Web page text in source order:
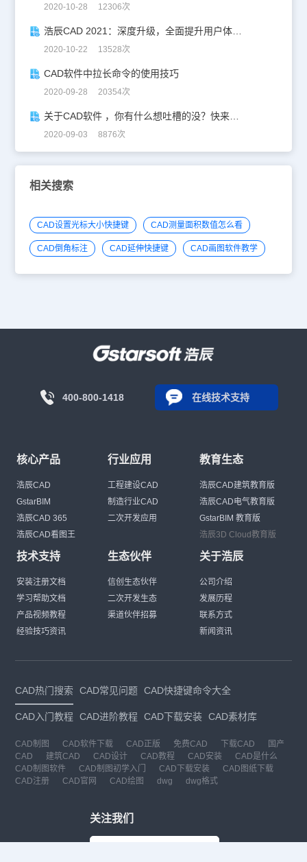
2020-10-28 12306次
浩辰CAD 2021：深度升级，全面提升用户体验！
2020-10-22 13528次
CAD软件中拉长命令的使用技巧
2020-09-28 20354次
关于CAD软件 ，你有什么想吐槽的没？快来这里！
2020-09-03 8876次
相关搜索
CAD设置光标大小快捷键 CAD测量面积数值怎么看
CAD倒角标注 CAD延伸快捷键 CAD画图软件教学
400-800-1418 在线技术支持
核心产品
浩辰CAD
GstarBIM
浩辰CAD 365
浩辰CAD看图王
行业应用
工程建设CAD
制造行业CAD
二次开发应用
教育生态
浩辰CAD建筑教育版
浩辰CAD电气教育版
GstarBIM 教育版
浩辰3D Cloud教育版
技术支持
安装注册文档
学习帮助文档
产品视频教程
经验技巧资讯
生态伙伴
信创生态伙伴
二次开发生态
渠道伙伴招募
关于浩辰
公司介绍
发展历程
联系方式
新闻资讯
CAD热门搜索 CAD常见问题 CAD快捷键命令大全
CAD入门教程 CAD进阶教程 CAD下载安装 CAD素材库
CAD制图 CAD软件下载 CAD正版 免费CAD 下载CAD
国产
CAD
建筑CAD CAD设计 CAD教程 CAD安装
CAD是什么
CAD制图软件
CAD制图初学入门 CAD下载安装
CAD图纸下载
CAD注册
CAD官网 CAD绘图 dwg dwg格式
关注我们